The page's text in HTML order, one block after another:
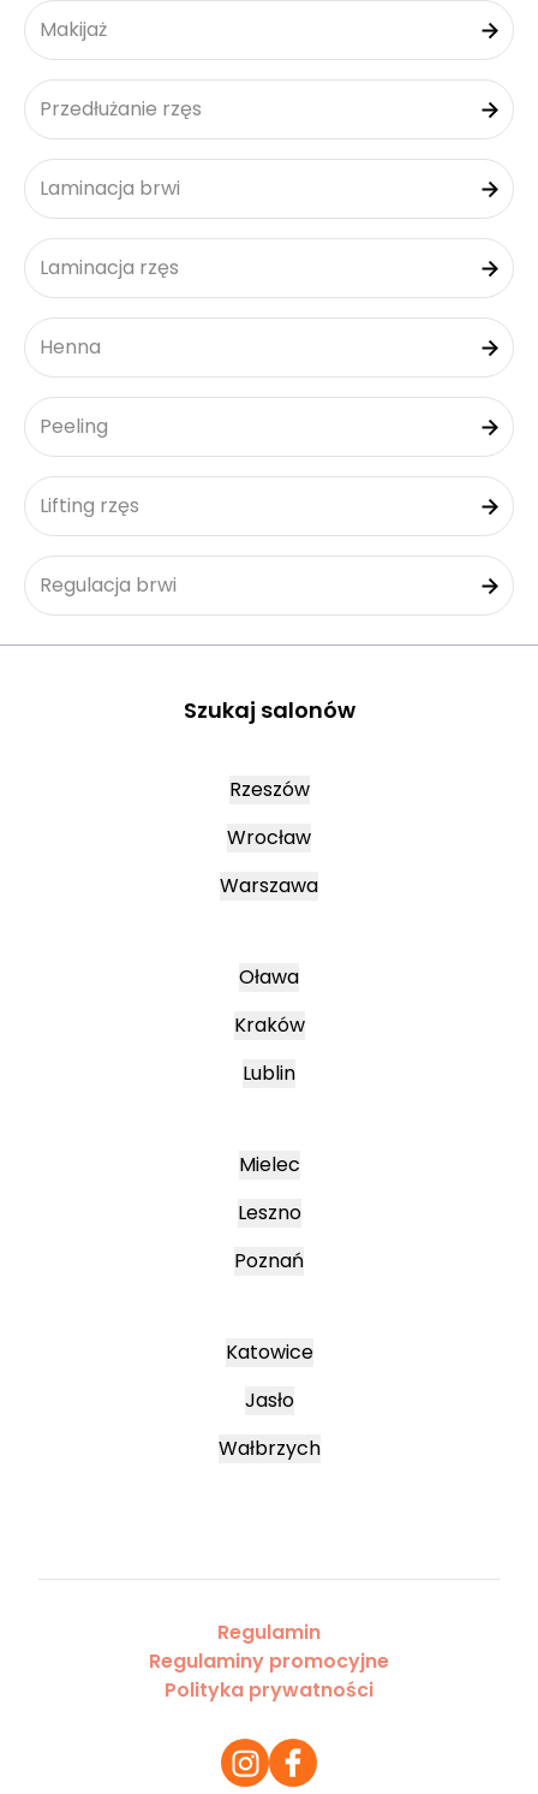
Makijaż
Przedłużanie rzęs
Laminacja brwi
Laminacja rzęs
Henna
Peeling
Lifting rzęs
Regulacja brwi
Szukaj salonów
Rzeszów
Wrocław
Warszawa
Oława
Kraków
Lublin
Mielec
Leszno
Poznań
Katowice
Jasło
Wałbrzych
Regulamin
Regulaminy promocyjne
Polityka prywatności